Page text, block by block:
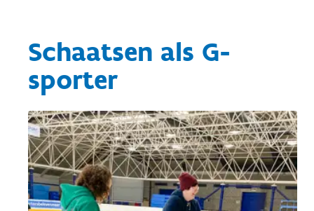
Schaatsen als G-
sporter